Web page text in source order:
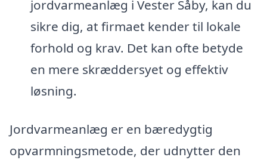
jordvarmeanlæg i Vester Såby, kan du
sikre dig, at firmaet kender til lokale
forhold og krav. Det kan ofte betyde
en mere skræddersyet og effektiv
løsning.
Jordvarmeanlæg er en bæredygtig
opvarmningsmetode, der udnytter den